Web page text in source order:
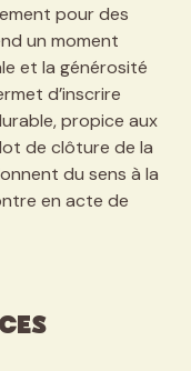
pour des
un moment
et la générosité
d’inscrire
propice aux
de clôture de la
du sens à la
en acte de